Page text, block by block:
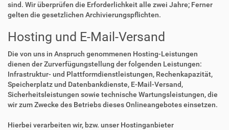
sind. Wir überprüfen die Erforderlichkeit alle zwei Jahre; Ferner
gelten die gesetzlichen Archivierungspflichten.
Hosting und E-Mail-Versand
Die von uns in Anspruch genommenen Hosting-Leistungen
dienen der Zurverfügungstellung der folgenden Leistungen:
Infrastruktur- und Plattformdienstleistungen, Rechenkapazität,
Speicherplatz und Datenbankdienste, E-Mail-Versand,
Sicherheitsleistungen sowie technische Wartungsleistungen, die
wir zum Zwecke des Betriebs dieses Onlineangebotes einsetzen.
Hierbei verarbeiten wir, bzw. unser Hostinganbieter